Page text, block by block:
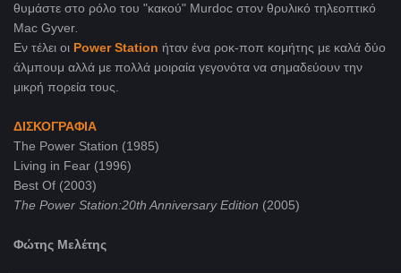
θυμάστε στο ρόλο του "κακού" Murdoc στον θρυλικό τηλεοπτικό
Μac Gyver.
Εν τέλει οι Power Station ήταν ένα ροκ-ποπ κομήτης με καλά δύο
άλμπουμ αλλά με πολλά μοιραία γεγονότα να σημαδεύουν την
μικρή πορεία τους.
ΔΙΣΚΟΓΡΑΦΙΑ
The Power Station (1985)
Living in Fear (1996)
Best Of (2003)
The Power Station:20th Anniversary Edition (2005)
Φώτης Μελέτης